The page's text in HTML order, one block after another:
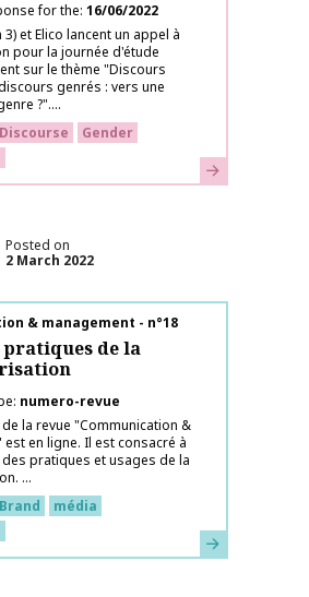
for the 16/06/2022
3) et Elico lancent un appel à
pour la journée d'étude
sur le thème "Discours
genrés : vers une
?"....
Discourse
Gender
Learn more
Posted on
2 March 2022
& management - n°18
pratiques de la
numero-revue
la revue "Communication &
en ligne. Il est consacré à
pratiques et usages de la
...
Brand
média
Learn more